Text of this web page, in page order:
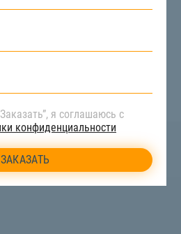
многоэтажных домов и зданий.
в Севастополе вы можете на сайте
бесплатную консультацию по
информацию о наличии автовышки
я соглашаюсь с
конфиденциальности